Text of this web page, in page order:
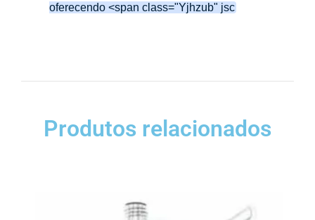
oferecendo <span class="Yjhzub" jsc
Produtos relacionados